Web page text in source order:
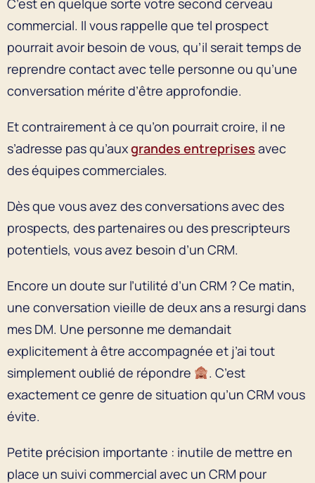
commercial. Il vous rappelle que tel prospect
pourrait avoir besoin de vous, qu’il serait temps de
reprendre contact avec telle personne ou qu’une
conversation mérite d’être approfondie.
Et contrairement à ce qu’on pourrait croire, il ne
s’adresse pas qu’auxgrandes entreprises avec
des équipes commerciales.
Dès que vous avez des conversations avec des
prospects, des partenaires ou des prescripteurs
potentiels, vous avez besoin d’un CRM.
Encore un doute sur l’utilité d’un CRM ? Ce matin,
une conversation vieille de deux ans a resurgi dans
mes DM. Une personne me demandait
explicitement à être accompagnée et j’ai tout
simplement oublié de répondre
. C’est
exactement ce genre de situation qu’un CRM vous
évite.
Petite précision importante : inutile de mettre en
place un suivi commercial avec un CRM pour